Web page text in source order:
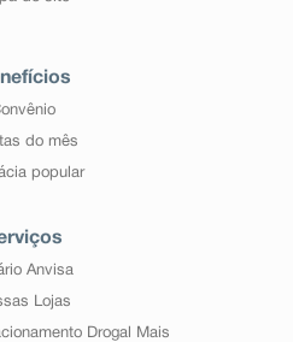
do mês
popular
Anvisa
Lojas
Drogal Mais